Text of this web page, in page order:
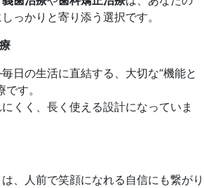
っかりと寄り添う選択です。
日の生活に直結する、大切な“機能と
す。
くく、長く使える設計になっていま
、人前で笑顔になれる自信にも繋がり